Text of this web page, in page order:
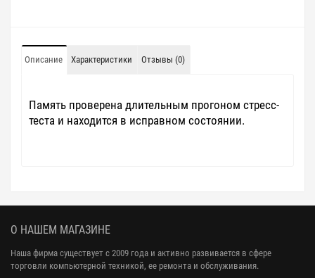
Описание Характеристики Отзывы (0)
Память проверена длительным прогоном стресс-
теста и находится в исправном состоянии.
О НАШЕМ МАГАЗИНЕ
Наша фирма существует с 2009 года и активно развивается в сфере
торговли компьютерной техникой, ее ремонта и обслуживания.